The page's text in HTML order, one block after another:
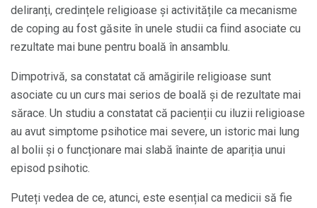
deliranți, credințele religioase și activitățile ca mecanisme
de coping au fost găsite în unele studii ca fiind asociate cu
rezultate mai bune pentru boală în ansamblu.
Dimpotrivă, sa constatat că amăgirile religioase sunt
asociate cu un curs mai serios de boală și de rezultate mai
sărace. Un studiu a constatat că pacienții cu iluzii religioase
au avut simptome psihotice mai severe, un istoric mai lung
al bolii și o funcționare mai slabă înainte de apariția unui
episod psihotic.
Puteți vedea de ce, atunci, este esențial ca medicii să fie